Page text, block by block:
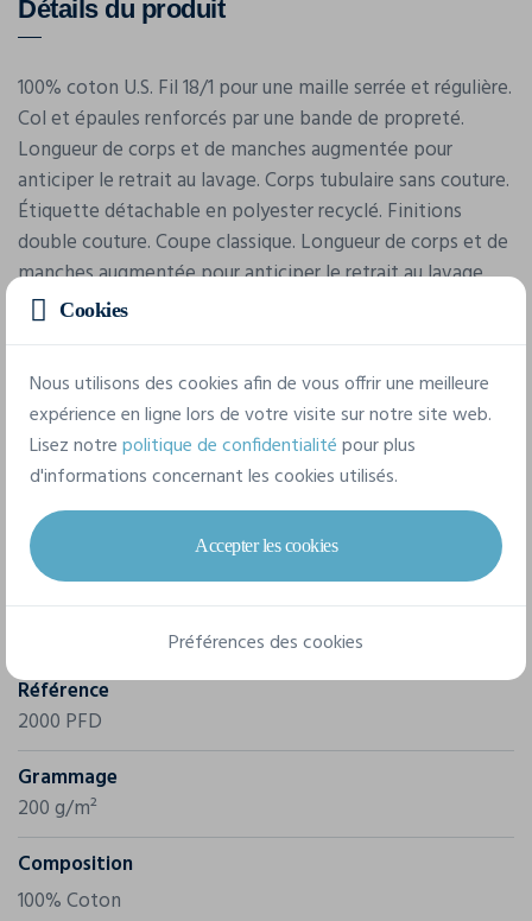
Détails du produit
100% coton U.S. Fil 18/1 pour une maille serrée et régulière.
Col et épaules renforcés par une bande de propreté.
Longueur de corps et de manches augmentée pour
anticiper le retrait au lavage. Corps tubulaire sans couture.
Étiquette détachable en polyester recyclé. Finitions
double couture. Coupe classique. Longueur de corps et de
manches augmentée pour anticiper le retrait au lavage.
Étiquette détachable qui facilite le re branding.
Caractéristiques
Marque
Référence
2000 PFD
Grammage
200 g/m²
Composition
100% Coton
Cookies
Nous utilisons des cookies afin de vous offrir une meilleure
expérience en ligne lors de votre visite sur notre site web.
Lisez notrepolitique de confidentialitépour plus
d'informations concernant les cookies utilisés.
Accepter les cookies
Préférences des cookies